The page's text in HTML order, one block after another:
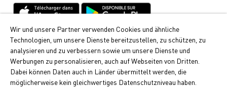
Cumulus
Vous pouvez recevoir chez Migrol les points Cumulus
si appréciés. Découvrez ici comment collecter des
points Cumulus.
Wir und unsere Partner verwenden Cookies und ähnliche
Technologien, um unsere Dienste bereitzustellen, zu schützen, zu
analysieren und zu verbessern sowie um unsere Dienste und
Werbungen zu personalisieren, auch auf Webseiten von Dritten.
Dabei können Daten auch in Länder übermittelt werden, die
möglicherweise kein gleichwertiges Datenschutzniveau haben.